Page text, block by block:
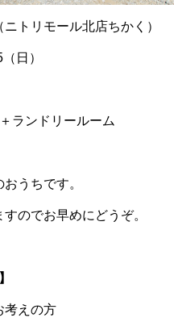
トリモール北店ちかく）
日）
ランドリールーム
うちです。
のでお早めにどうぞ。
考えの方